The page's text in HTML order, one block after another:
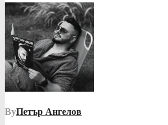
ByПетър Ангелов